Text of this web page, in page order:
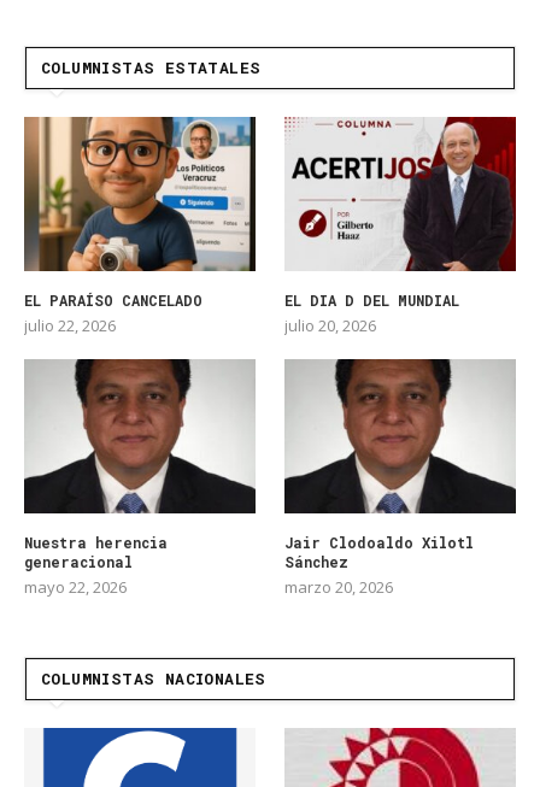
COLUMNISTAS ESTATALES
EL PARAÍSO CANCELADO
julio 22, 2026
EL DIA D DEL MUNDIAL
julio 20, 2026
Nuestra herencia
generacional
mayo 22, 2026
Jair Clodoaldo Xilotl
Sánchez
marzo 20, 2026
COLUMNISTAS NACIONALES